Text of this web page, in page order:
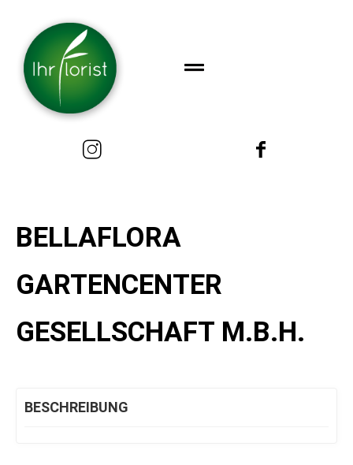
BELLAFLORA
GARTENCENTER
GESELLSCHAFT M.B.H.
BESCHREIBUNG